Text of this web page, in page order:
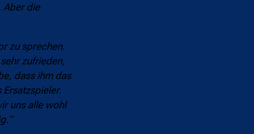
Aber die
zu sprechen.
zufrieden,
dass ihm das
uns alle wohl